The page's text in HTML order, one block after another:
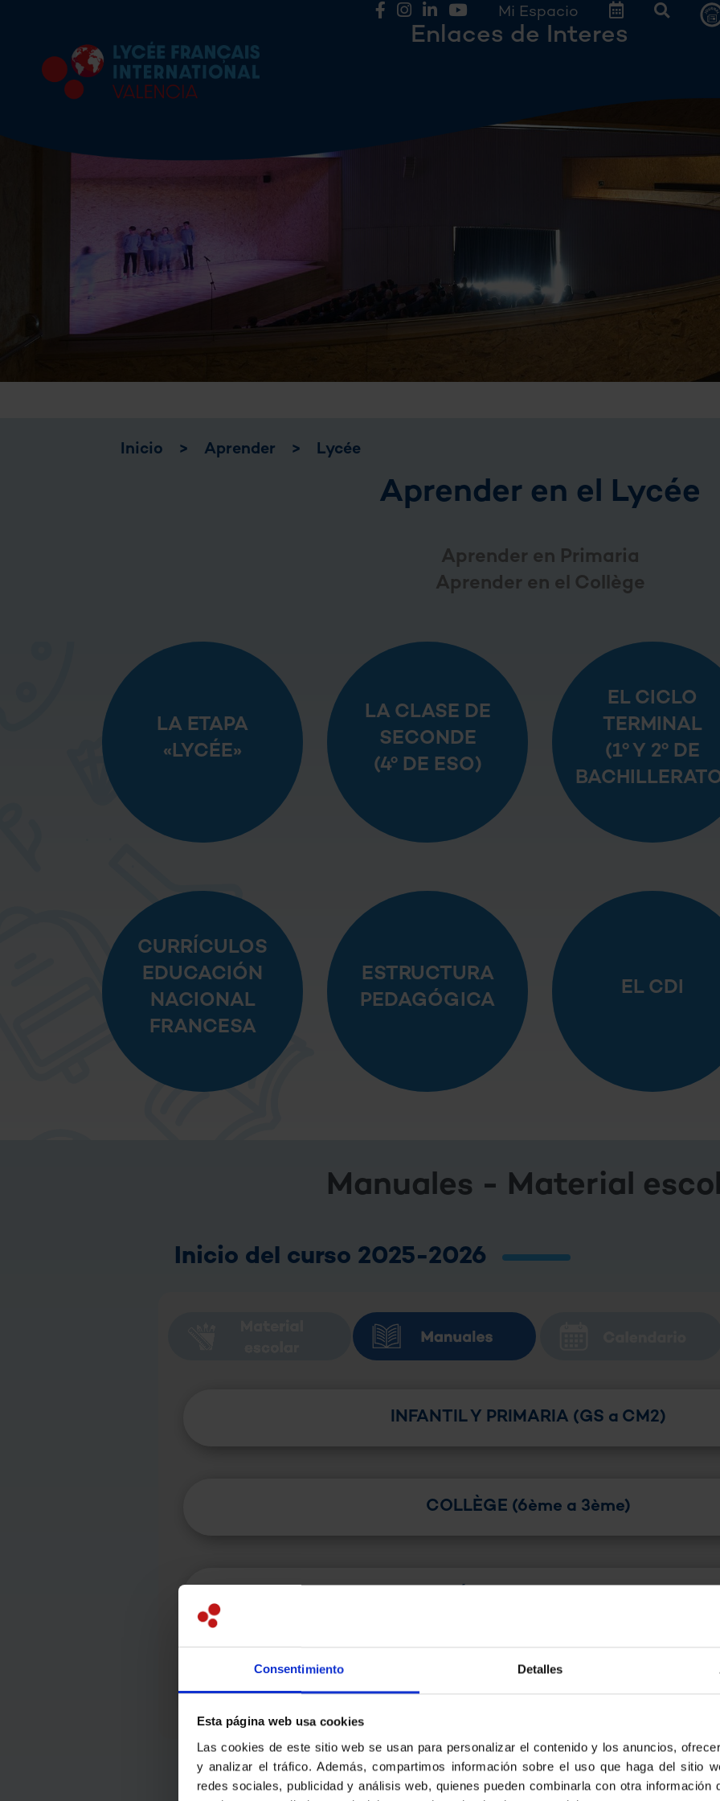
Consentimiento Detalles
Esta página web usa cookies
Las cookies de este sitio web se usan para personalizar el contenido y los anuncios,
y analizar el tráfico. Además, compartimos información sobre el uso que haga del sitio
redes sociales, publicidad y análisis web, quienes pueden combinarla con otra información
Mi Espacio
Enlaces de Interes
Inicio > Aprender > Lycée
Aprender en el Lycée
Aprender en Primaria
Aprender en el Collège
LA ETAPA
«LYCÉE»
LA CLASE DE
SECONDE
(4º DE ESO)
EL CICLO
TERMINAL
(1º Y 2º DE
CURRÍCULOS
EDUCACIÓN
NACIONAL
FRANCESA
ESTRUCTURA
PEDAGÓGICA
EL CDI
Manuales - Material
Inicio del curso 2025-2026
INFANTIL Y PRIMARIA (GS a CM2)
COLLÈGE (6ème a 3ème)